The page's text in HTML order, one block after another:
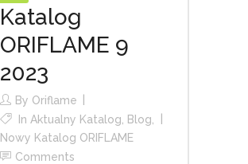
Katalog
ORIFLAME 9
2023
By Oriflame
In Aktualny Katalog Blog
Nowy Katalog ORIFLAME
Comments